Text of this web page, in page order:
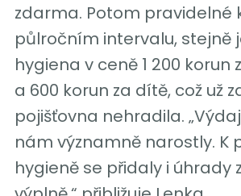
zdarma. Potom pravidelné
půlročním intervalu, stejně
hygiena v ceně 1 200 korun
a 600 korun za dítě, což už
pojišťovna nehradila.
nám významně narostly. K
hygieně se přidaly i úhrady